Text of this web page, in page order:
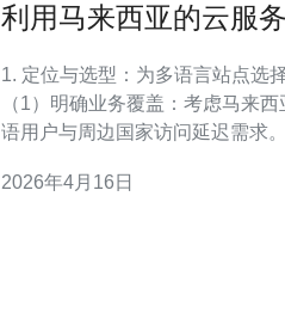
利用马来西亚的云服
1. 定位与选型：为多语言站点选
（1）明确业务覆盖：考虑马来
语用户与周边国家访问延迟需求
商在马来西亚的节点可用性与
2026年4月16日